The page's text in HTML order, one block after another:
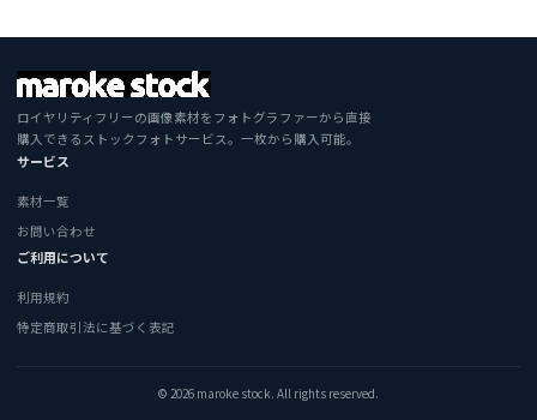
ロイヤリティフリーの画像素材をフォトグラファーから直接
購入できるストックフォトサービス。一枚から購入可能。
サービス
素材一覧
お問い合わせ
ご利用について
利用規約
特定商取引法に基づく表記
© 2026 maroke stock. All rights reserved.